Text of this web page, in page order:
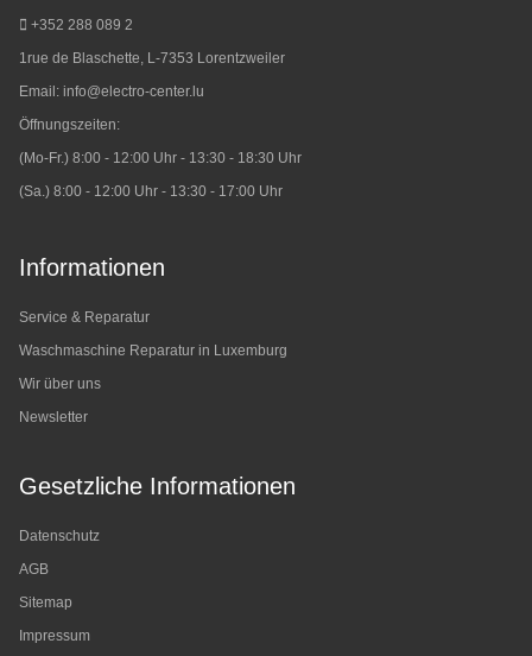
+352 288 089 2
1rue de Blaschette, L-7353 Lorentzweiler
Email: info@electro-center.lu
Öffnungszeiten:
(Mo-Fr.) 8:00 - 12:00 Uhr - 13:30 - 18:30 Uhr
(Sa.) 8:00 - 12:00 Uhr - 13:30 - 17:00 Uhr
Informationen
Service & Reparatur
Waschmaschine Reparatur in Luxemburg
Wir über uns
Newsletter
Gesetzliche Informationen
Datenschutz
AGB
Sitemap
Impressum